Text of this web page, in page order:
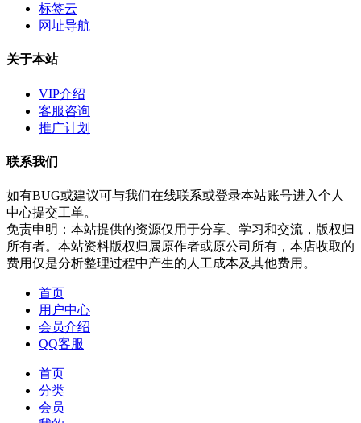
标签云
网址导航
关于本站
VIP介绍
客服咨询
推广计划
联系我们
如有BUG或建议可与我们在线联系或登录本站账号进入个人
中心提交工单。
免责申明：本站提供的资源仅用于分享、学习和交流，版权归
所有者。本站资料版权归属原作者或原公司所有，本店收取的
费用仅是分析整理过程中产生的人工成本及其他费用。
首页
用户中心
会员介绍
QQ客服
首页
分类
会员